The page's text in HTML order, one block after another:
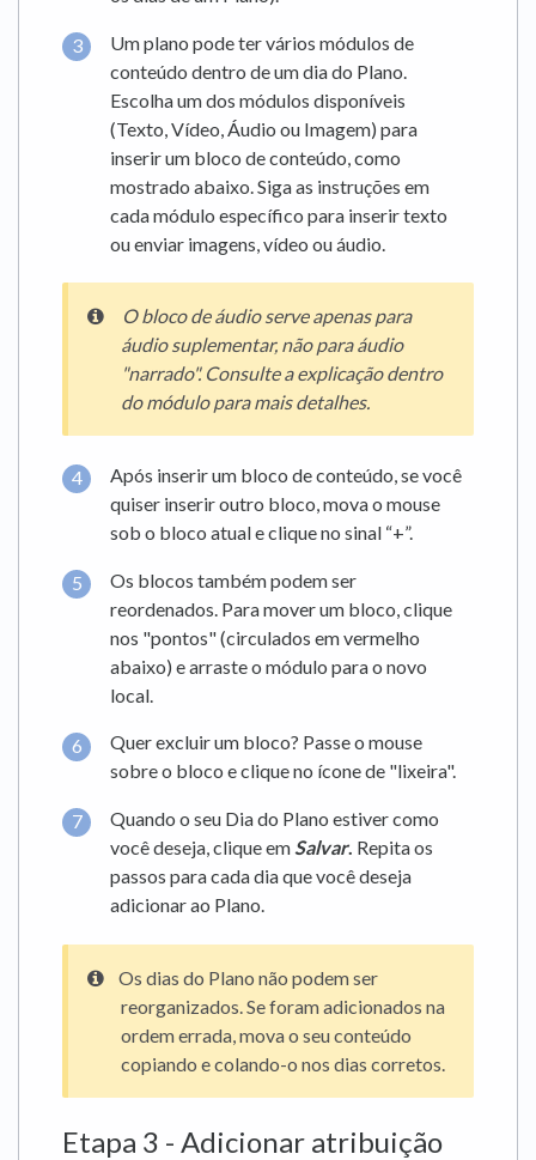
Um plano pode ter vários módulos de
conteúdo dentro de um dia do Plano.
Escolha um dos módulos disponíveis
(Texto, Vídeo, Áudio ou Imagem) para
inserir um bloco de conteúdo, como
mostrado abaixo. Siga as instruções em
cada módulo específico para inserir texto
ou enviar imagens, vídeo ou áudio.
O bloco de áudio serve apenas para
áudio suplementar, não para áudio
"narrado". Consulte a explicação dentro
do módulo para mais detalhes.
Após inserir um bloco de conteúdo, se você
quiser inserir outro bloco, mova o mouse
sob o bloco atual e clique no sinal “+”.
Os blocos também podem ser
reordenados. Para mover um bloco, clique
nos "pontos" (circulados em vermelho
abaixo) e arraste o módulo para o novo
local.
Quer excluir um bloco? Passe o mouse
sobre o bloco e clique no ícone de "lixeira".
Quando o seu Dia do Plano estiver como
você deseja, clique emSalvar. Repita os
passos para cada dia que você deseja
adicionar ao Plano.
Os dias do Plano não podem ser
reorganizados. Se foram adicionados na
ordem errada, mova o seu conteúdo
copiando e colando-o nos dias corretos.
Etapa 3 - Adicionar atribuição